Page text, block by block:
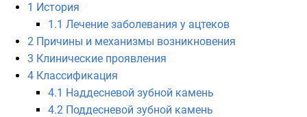
1 История
1.1 Лечение заболевания у ацтеков
2 Причины и механизмы возникновения
3 Клинические проявления
4 Классификация
4.1 Наддесневой зубной камень
4.2 Поддесневой зубной камень